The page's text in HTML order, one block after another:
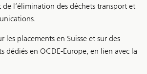
l’élimination des déchets trans­port et
les placements en Suisse et sur des
dédiés en OCDE-Europe, en lien avec la